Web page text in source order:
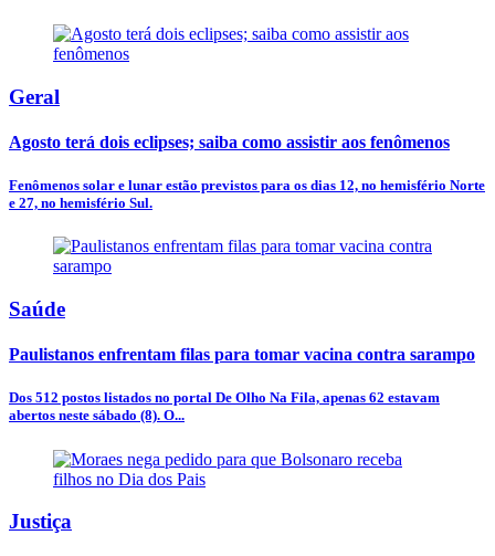
Geral
Agosto terá dois eclipses; saiba como assistir aos fenômenos
Fenômenos solar e lunar estão previstos para os dias 12, no hemisfério Norte
e 27, no hemisfério Sul.
Saúde
Paulistanos enfrentam filas para tomar vacina contra sarampo
Dos 512 postos listados no portal De Olho Na Fila, apenas 62 estavam
abertos neste sábado (8). O...
Justiça